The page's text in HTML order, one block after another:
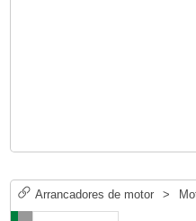
Arrancadores de motor >